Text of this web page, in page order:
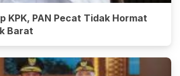
KPK, PAN Pecat Tidak Hormat
Barat